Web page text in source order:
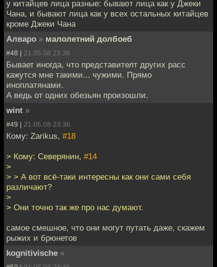
у китайцев лица разные: бывают лица как у Джеки
Чана, и бывают лица как у всех остальных китайцев
кроме Джеки Чана
Алваро » малолетний долбоеб
#48 | 21.05.08 23:36
Бывает иногда, что представителт других расс
кажутся мне такими... чужими. Прямо
иноплатянами.
А ведь от одних обезьян произошли.
wint »
#49 | 21.05.08 23:36
Кому: Zarikus, #18
> Кому: Северянин, #14
>
> > А вот всё-таки интересны как они сами себя
различают?
>
> Они точно так же про нас думают.
самое смешное, что они могут путать даже, скажем
рыжих и брюнетов
kognitivische »